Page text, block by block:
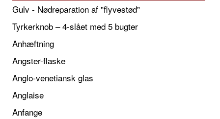
Gulv - Nødreparation af "flyvestød"
Tyrkerknob – 4-slået med 5 bugter
Anhæftning
Angster-flaske
Anglo-venetiansk glas
Anglaise
Anfange